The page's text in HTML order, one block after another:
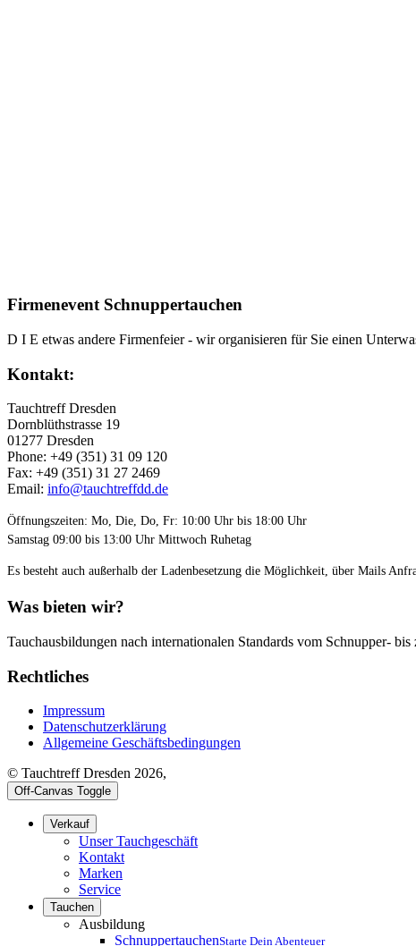
Firmenevent Schnuppertauchen
D I E etwas andere Firmenfeier - wir organisieren für Sie einen
Kontakt:
Tauchtreff Dresden
Dorn­blüth­strasse 19
01277 Dres­den
Phone: +49 (351) 31 09 120
Fax: +49 (351) 31 27 2469
Email: info@tauchtreffdd.de
Öffnungszeiten: Mo, Die, Do, Fr: 10:00 Uhr bis 18:00 Uhr
Samstag 09:00 bis 13:00 Uhr Mittwoch Ruhetag
Es besteht auch außerhalb der Ladenbesetzung die Möglichkeit, über Mails
Was bieten wir?
Tauchausbildungen nach internationalen Standards vom Schnupper-
Rechtliches
Impressum
Datenschutzerklärung
Allgemeine Geschäftsbedingungen
© Tauchtreff Dresden 2026,
Off-Canvas Toggle
Verkauf
Unser Tauchgeschäft
Kontakt
Marken
Service
Tauchen
Ausbildung
SchnuppertauchenStarte Dein Abenteuer